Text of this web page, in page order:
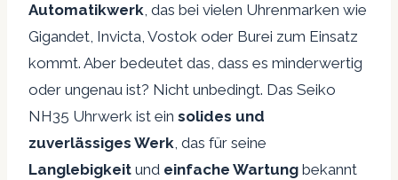
Automatikwerk, das bei vielen Uhrenmarken wie
Gigandet, Invicta, Vostok oder Burei zum Einsatz
kommt. Aber bedeutet das, dass es minderwertig
oder ungenau ist? Nicht unbedingt. Das Seiko
NH35 Uhrwerk ist ein solides und
zuverlässiges Werk, das für seine
Langlebigkeit und einfache Wartung bekannt